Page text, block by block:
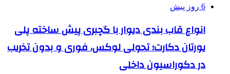
6 روز پیش
انواع قاب بندی دیوار با گچبری پیش ساخته پلی
یورتان دکارت؛ تحولی لوکس، فوری و بدون تخریب
در دکوراسیون داخلی